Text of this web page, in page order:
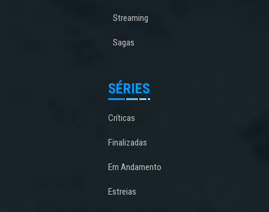
Streaming
Sagas
SÉRIES
Críticas
Finalizadas
Em Andamento
Estreias